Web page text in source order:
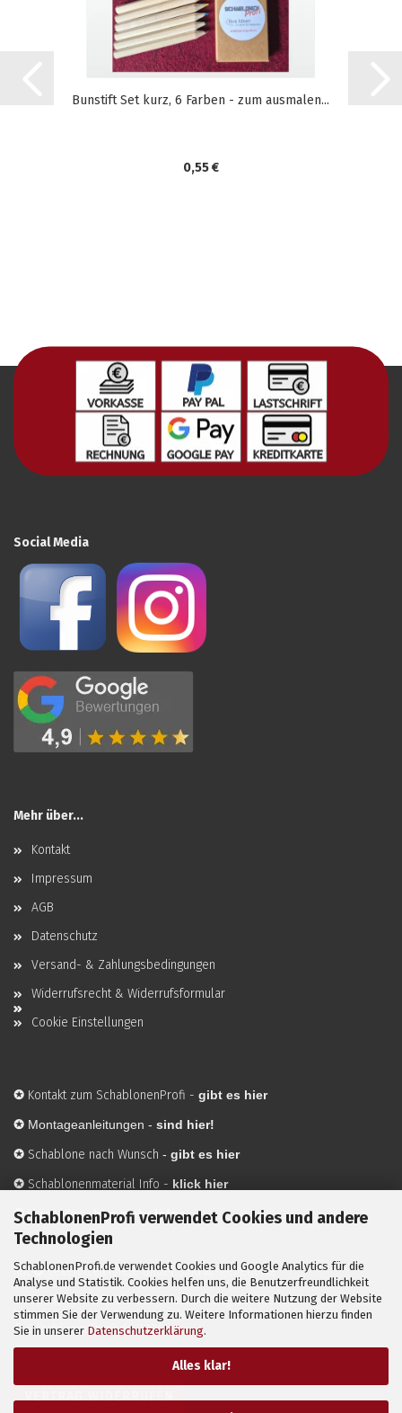
SchablonenProfi verwendet Cookies und andere
Technologien
SchablonenProfi.de verwendet Cookies und Google Analytics für die
Analyse und Statistik. Cookies helfen uns, die Benutzerfreundlichkeit
unserer Website zu verbessern. Durch die weitere Nutzung der Website
stimmen Sie der Verwendung zu. Weitere Informationen hierzu finden
Sie in unserer Datenschutzerklärung.
Alles klar!
Bunstift Set kurz, 6 Farben - zum ausmalen...
0,55 €
Social Media
Mehr über...
Kontakt
Impressum
AGB
Datenschutz
Versand- & Zahlungsbedingungen
Widerrufsrecht & Widerrufsformular
Cookie Einstellungen
✪ Kontakt zum SchablonenProfi - gibt es hier
✪ Montageanleitungen - sind hier!
✪ Schablone nach Wunsch - gibt es hier
✪ Schablonenmaterial Info - klick hier
✪Hersteller-hier mehr Infos
Mit ✪ gekennzeichnete Bilder sind KI-generierte
Anwendungsbeispiele zur Visualisierung der Motive.
© SchablonenProfi.de2026